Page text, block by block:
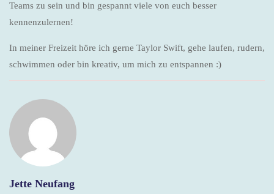
Teams zu sein und bin gespannt viele von euch besser
kennenzulernen!
In meiner Freizeit höre ich gerne Taylor Swift, gehe laufen, rudern,
schwimmen oder bin kreativ, um mich zu entspannen :)
Jette Neufang